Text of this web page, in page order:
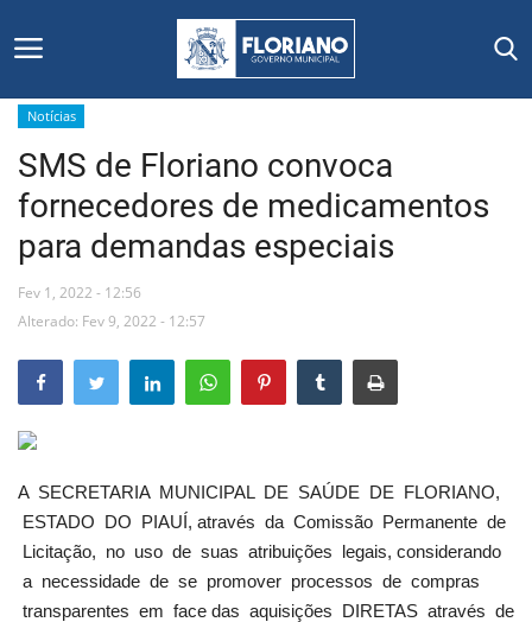
Início
Editais
Floriano
Mural de Licitações
Vídeos
Webmail
Notícias
SMS de Floriano convoca
fornecedores de medicamentos
para demandas especiais
Fev 1, 2022 - 12:56
Alterado: Fev 9, 2022 - 12:57
A SECRETARIA MUNICIPAL DE SAÚDE DE FLORIANO,
ESTADO DO PIAUÍ, através da Comissão Permanente de
Licitação, no uso de suas atribuições legais, considerando
a necessidade de se promover processos de compras
transparentes em face das aquisições DIRETAS através de